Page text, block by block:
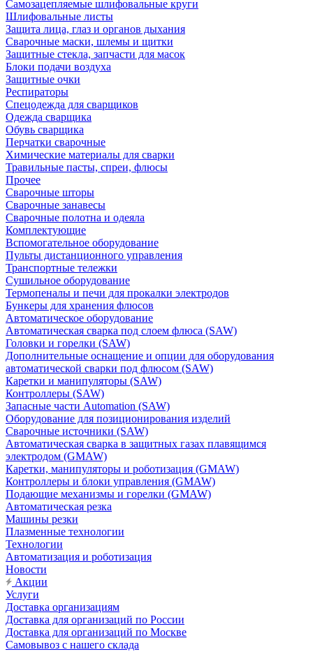
Самозацепляемые шлифовальные круги
Шлифовальные листы
Защита лица, глаз и органов дыхания
Сварочные маски, шлемы и щитки
Защитные стекла, запчасти для масок
Блоки подачи воздуха
Защитные очки
Респираторы
Спецодежда для сварщиков
Одежда сварщика
Обувь сварщика
Перчатки сварочные
Химические материалы для сварки
Травильные пасты, спреи, флюсы
Прочее
Сварочные шторы
Сварочные занавесы
Сварочные полотна и одеяла
Комплектующие
Вспомогательное оборудование
Пульты дистанционного управления
Транспортные тележки
Сушильное оборудование
Термопеналы и печи для прокалки электродов
Бункеры для хранения флюсов
Автоматическое оборудование
Автоматическая сварка под слоем флюса (SAW)
Головки и горелки (SAW)
Дополнительные оснащение и опции для оборудования
автоматической сварки под флюсом (SAW)
Каретки и манипуляторы (SAW)
Контроллеры (SAW)
Запасные части Automation (SAW)
Оборудование для позиционирования изделий
Сварочные источники (SAW)
Автоматическая сварка в защитных газах плавящимся
электродом (GMAW)
Каретки, манипуляторы и роботизация (GMAW)
Контроллеры и блоки управления (GMAW)
Подающие механизмы и горелки (GMAW)
Автоматическая резка
Машины резки
Плазменные технологии
Технологии
Автоматизация и роботизация
Новости
Акции
Услуги
Доставка организациям
Доставка для организаций по России
Доставка для организаций по Москве
Самовывоз с нашего склада